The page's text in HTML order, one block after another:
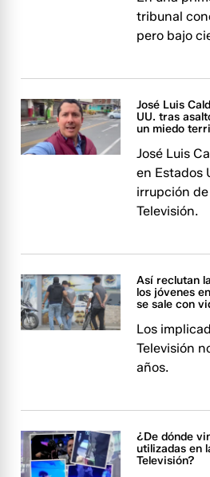
tribunal
pero bajo
José Luis
UU. tras
un miedo
José Luis
en Estados
irrupción
Televisión.
Así reclutan
los jóvenes
se sale con
Los
Televisión
años.
¿De dónde
utilizadas en
Televisión?